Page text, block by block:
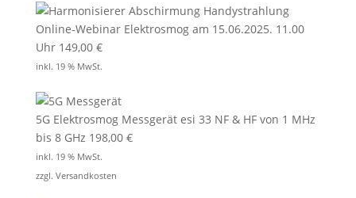
Online-Webinar Elektrosmog am 15.06.2025. 11.00
Uhr 149,00 €
inkl. 19 % MwSt.
5G Elektrosmog Messgerät esi 33 NF & HF von 1 MHz
bis 8 GHz 198,00 €
inkl. 19 % MwSt.
zzgl. Versandkosten